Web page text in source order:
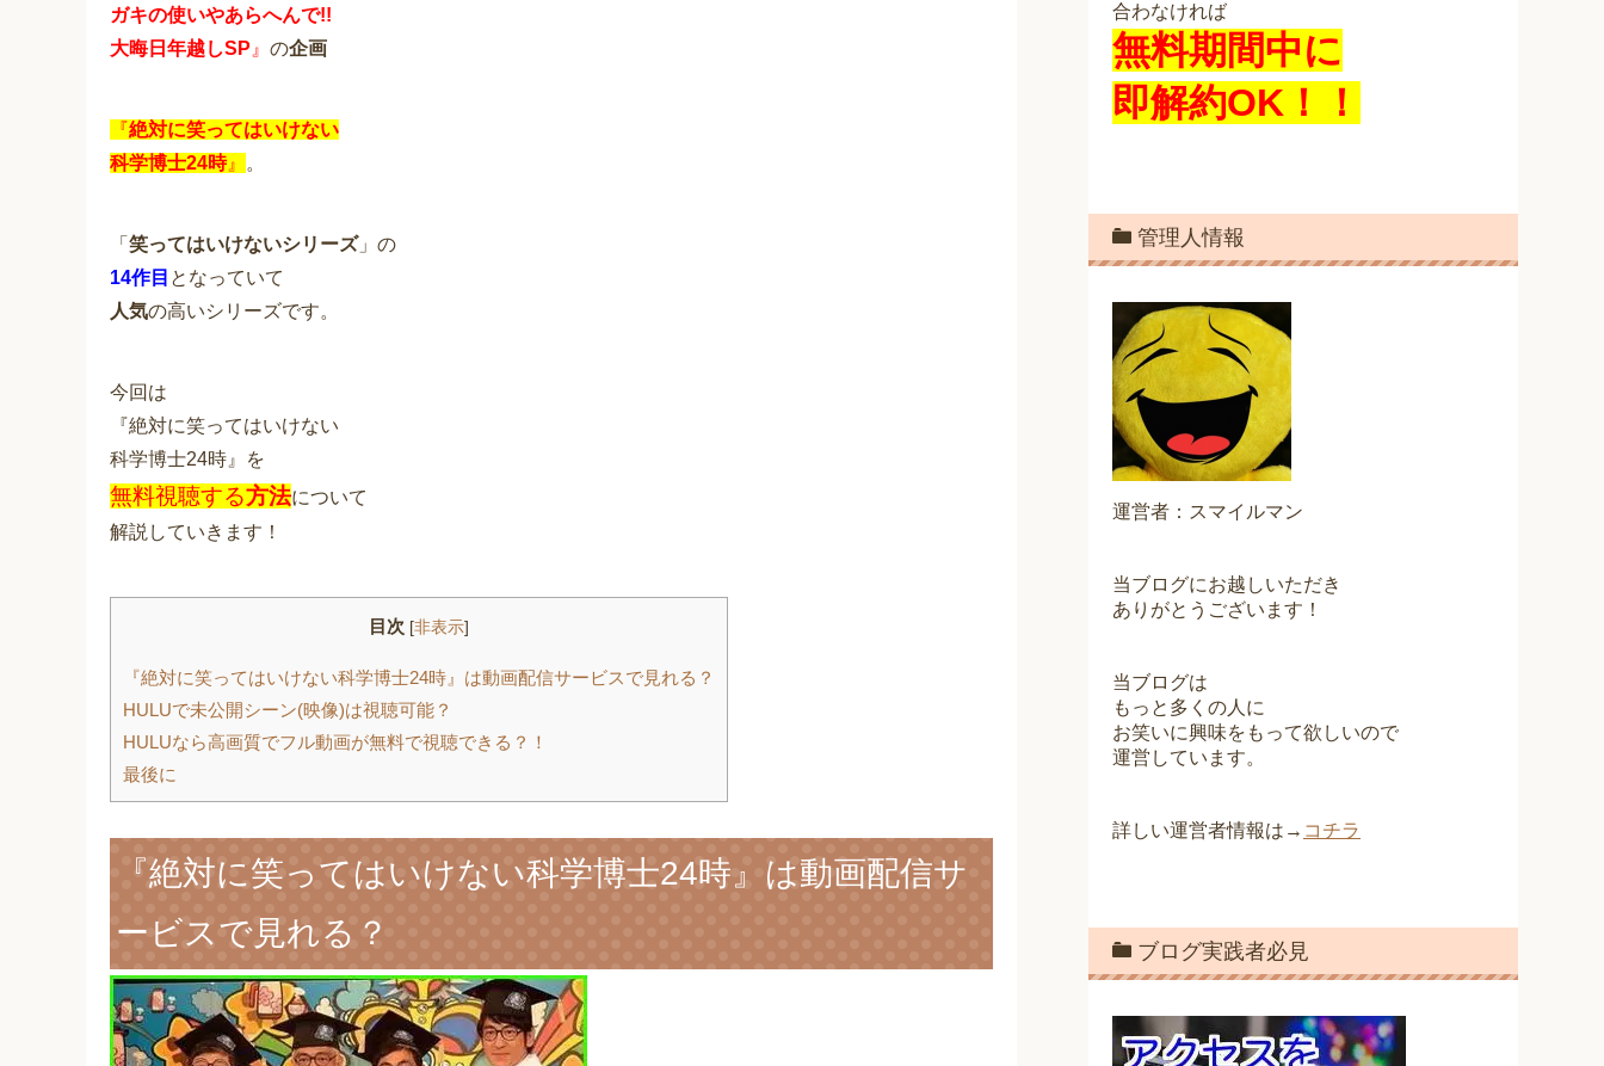
ガキの使いやあらへんで!!
大晦日年越しSP 』 の企画
『絶対に笑ってはいけない
科学博士24時』 。
「 笑ってはいけないシリーズ」の
14作目 となっていて
人気の高いシリーズです。
今回は
『絶対に笑ってはいけない
科学博士24時』を
無料視聴する方法について
解説していきます！
目次 [非表示]
『絶対に笑ってはいけない科学博士24時』は動画配信サービスで見れる？
HULUで未公開シーン(映像)は視聴可能？
HULUなら高画質でフル動画が無料で視聴できる？！
最後に
『絶対に笑ってはいけない科学博士24時』は動画配信サ
ービスで見れる？
合わなければ
無料期間中に
即解約OK！！
管理人情報
運営者：スマイルマン
当ブログにお越しいただき
ありがとうございます！
当ブログは
もっと多くの人に
お笑いに興味をもって欲しいので
運営しています。
詳しい運営者情報は→ コチラ
ブログ実践者必見